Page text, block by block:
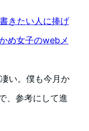
きたい人に捧げ
め女子のwebメ
い。僕も今月か
、参考にして進